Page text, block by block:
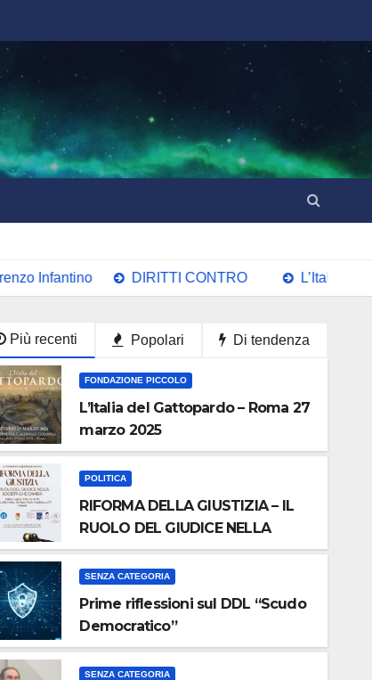
DIRITTI CONTRO L’Italia del Gattopardo
DELLA GIUSTIZIA
NELLA SOCIETA’
Più recenti Popolari Di tendenza
FONDAZIONE PICCOLO
L’Italia del Gattopardo – Roma 27
marzo 2025
POLITICA
RIFORMA DELLA GIUSTIZIA – IL
RUOLO DEL GIUDICE NELLA
SOCIETA’ CHE CAMBIA
SENZA CATEGORIA
Prime riflessioni sul DDL “Scudo
Democratico”
SENZA CATEGORIA